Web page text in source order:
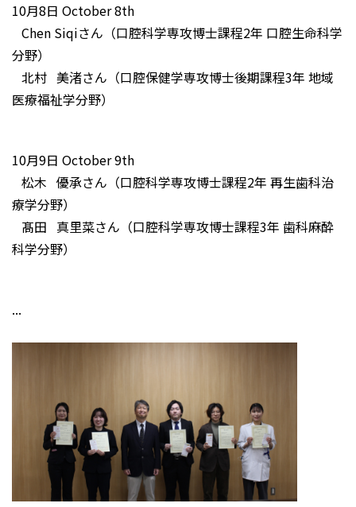
10月8日 October 8th
Chen Siqiさん（口腔科学専攻博士課程2年 口腔生命科学
分野）
北村 美渚さん（口腔保健学専攻博士後期課程3年 地域
医療福祉学分野）
10月9日 October 9th
松木 優承さん（口腔科学専攻博士課程2年 再生歯科治
療学分野）
髙田 真里菜さん（口腔科学専攻博士課程3年 歯科麻酔
科学分野）
...